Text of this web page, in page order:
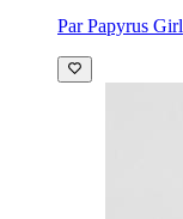
Par Papyrus Girl